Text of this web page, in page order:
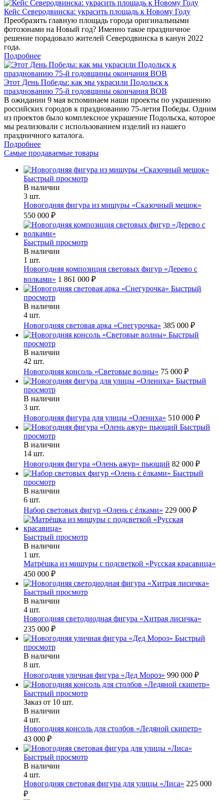
Кейс Северодвинска: украсить площадь к Новому Году
Преобразить главную площадь города оригинальными
фотозонами на Новый год? Именно такое праздничное
решение порадовало жителей Северодвинска в канун 2022
года.
Подробнее
Этот День Победы: как мы украсили Подольск к
празднованию 75-й годовщины окончания ВОВ
В ожидании 9 мая вспоминаем наши проекты по украшению
российских городов к празднованию 75-летия Победы. Одним
из проектов было комплексное украшение Подольска, которое
мы реализовали с использованием изделий из нашего
праздничного каталога.
Подробнее
Самые продаваемые товары
Быстрый просмотр
В наличии
3 шт.
Новогодняя фигура из мишуры «Сказочный мешок»
550 000 ₽
Быстрый просмотр
В наличии
1 шт.
Новогодняя композиция световых фигур «Дерево с
волками» 1 861 000 ₽
Быстрый
просмотр
В наличии
4 шт.
Новогодняя световая арка «Снегурочка» 385 000 ₽
Быстрый
просмотр
В наличии
42 шт.
Новогодняя консоль «Световые волны» 75 000 ₽
Быстрый
просмотр
В наличии
3 шт.
Новогодняя фигура для улицы «Олениха» 510 000 ₽
Быстрый
просмотр
В наличии
14 шт.
Новогодняя фигура «Олень ажур» пьющий 82 000 ₽
Быстрый
просмотр
В наличии
6 шт.
Набор световых фигур «Олень с ёлками» 229 000 ₽
Быстрый просмотр
В наличии
1 шт.
Матрёшка из мишуры с подсветкой «Русская красавица»
450 000 ₽
Быстрый просмотр
В наличии
4 шт.
Новогодняя светодиодная фигура «Хитрая лисичка»
235 000 ₽
Быстрый
просмотр
В наличии
8 шт.
Новогодняя уличная фигура «Дед Мороз» 990 000 ₽
Быстрый просмотр
Заказ от 10 шт.
В наличии
4 шт.
Новогодняя консоль для столбов «Ледяной скипетр»
43 000 ₽
Быстрый просмотр
В наличии
4 шт.
Новогодняя световая фигура для улицы «Лиса» 225 000
₽